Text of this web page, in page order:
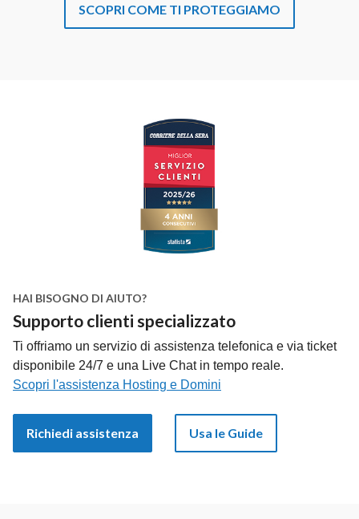
SCOPRI COME TI PROTEGGIAMO
HAI BISOGNO DI AIUTO?
Supporto clienti specializzato
Ti offriamo un servizio di assistenza telefonica e via ticket
disponibile 24/7 e una Live Chat in tempo reale.
Scopri l'assistenza Hosting e Domini
Richiedi assistenza Usa le Guide